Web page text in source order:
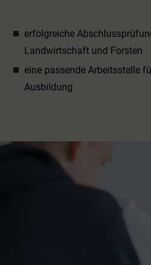
erfolgreiche
Landwirtschaft und Forsten
eine passende Arbeitsstelle
Ausbildung